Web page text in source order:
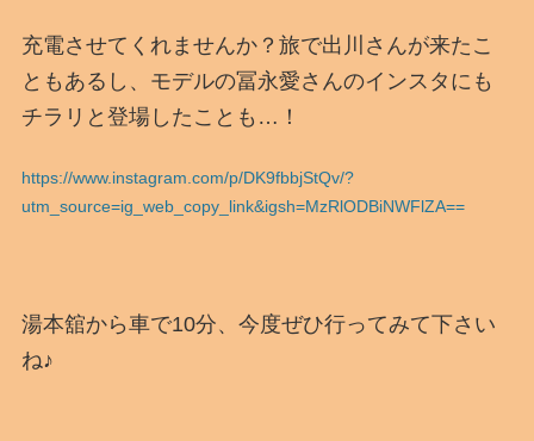
充電させてくれませんか？旅で出川さんが来たこ
ともあるし、モデルの冨永愛さんのインスタにも
チラリと登場したことも…！
https://www.instagram.com/p/DK9fbbjStQv/?
utm_source=ig_web_copy_link&igsh=MzRlODBiNWFlZA==
湯本舘から車で10分、今度ぜひ行ってみて下さい
ね♪